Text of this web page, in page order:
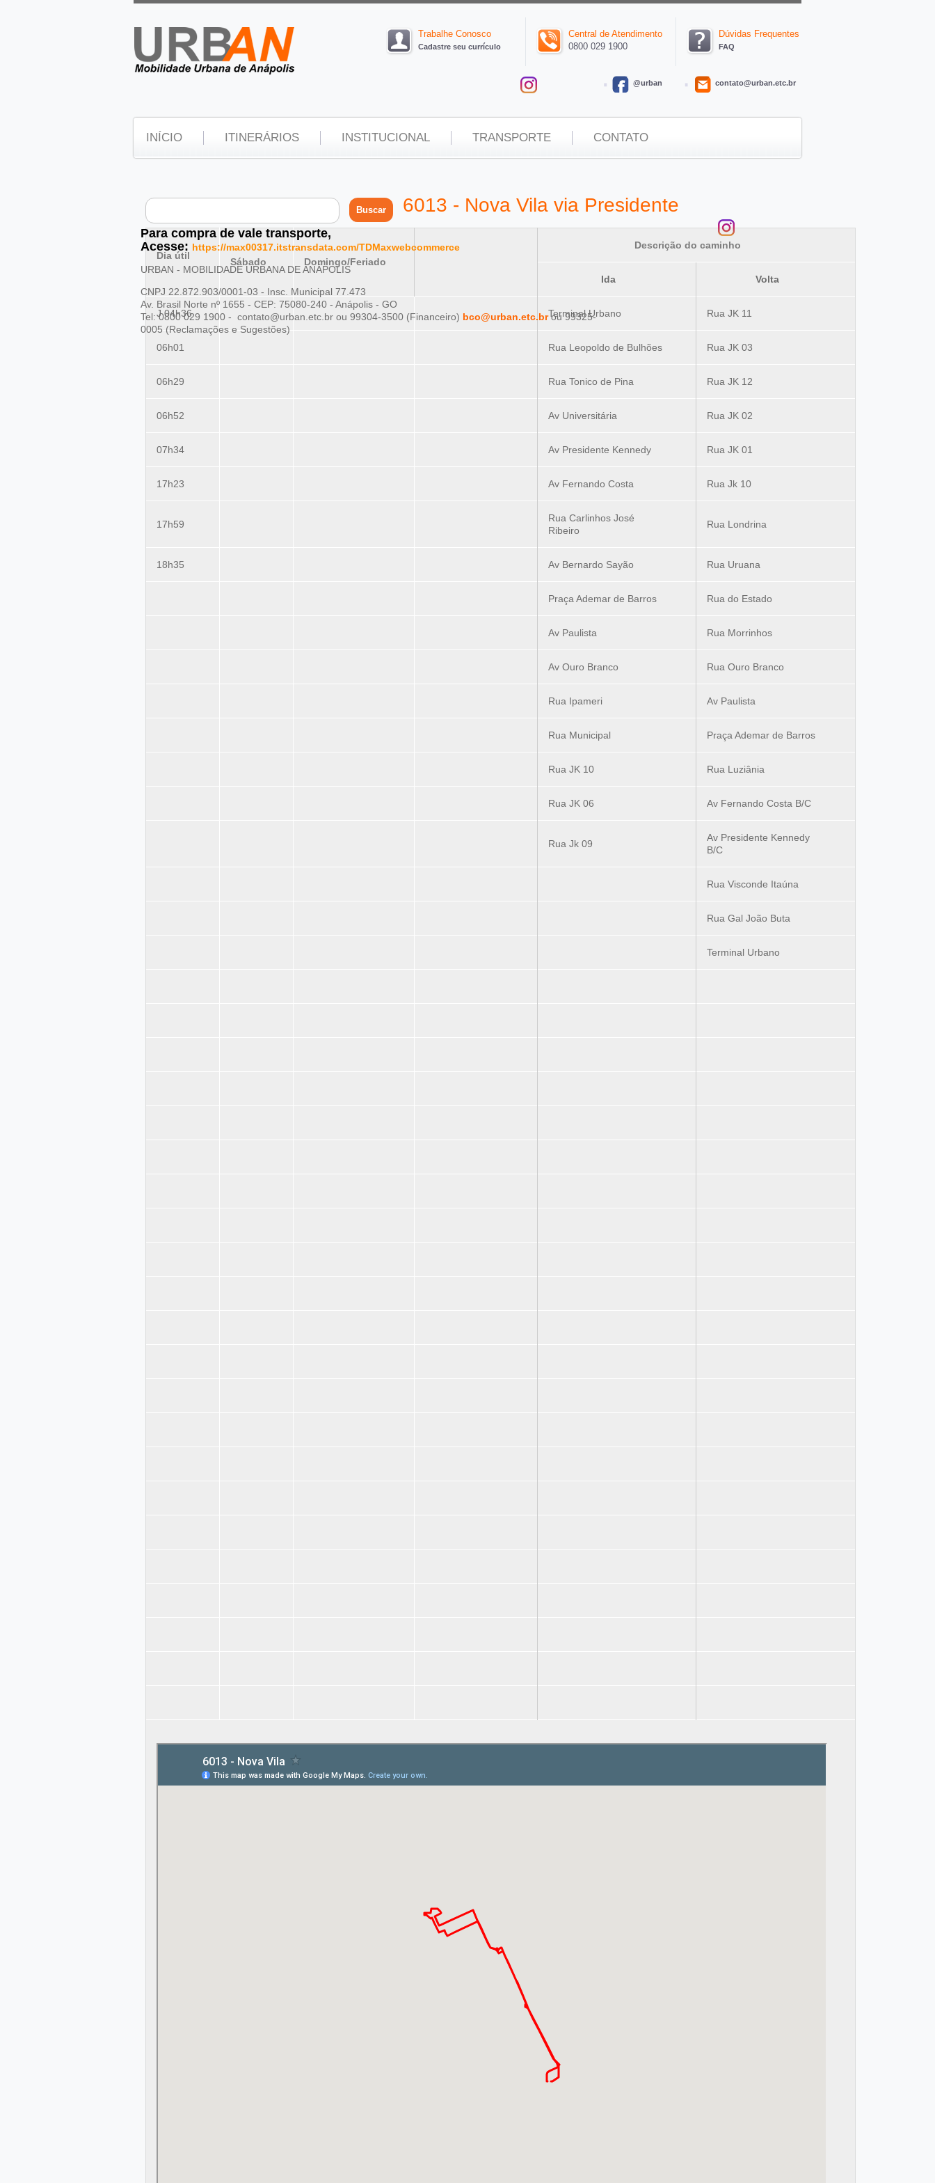
Dúvidas Frequentes
FAQ
Central de Atendimento
0800 029 1900
Trabalhe Conosco
Cadastre seu currículo
contato@urban.etc.br
@urban
INÍCIO ITINERÁRIOS INSTITUCIONAL TRANSPORTE CONTATO
6013 - Nova Vila via Presidente
Dia útil
Sábado Domingo/Feriado
Descrição do caminho
Ida Volta
J 04h36 Terminal Urbano Rua JK 11
06h01 Rua Leopoldo de Bulhões Rua JK 03
06h29 Rua Tonico de Pina Rua JK 12
06h52 Av Universitária Rua JK 02
07h34 Av Presidente Kennedy Rua JK 01
17h23 Av Fernando Costa Rua Jk 10
17h59
Rua Carlinhos José
Ribeiro
Rua Londrina
18h35 Av Bernardo Sayão Rua Uruana
Praça Ademar de Barros Rua do Estado
Av Paulista Rua Morrinhos
Av Ouro Branco Rua Ouro Branco
Rua Ipameri Av Paulista
Rua Municipal Praça Ademar de Barros
Rua JK 10 Rua Luziânia
Rua JK 06 Av Fernando Costa B/C
Rua Jk 09
Av Presidente Kennedy
B/C
Rua Visconde Itaúna
Rua Gal João Buta
Terminal Urbano
Para compra de vale transporte,
Acesse: https://max00317.itstransdata.com/TDMaxwebcommerce
URBAN - MOBILIDADE URBANA DE ANÁPOLIS
CNPJ 22.872.903/0001-03 - Insc. Municipal 77.473
Av. Brasil Norte nº 1655 - CEP: 75080-240 - Anápolis - GO
Tel: 0800 029 1900 - contato@urban.etc.br ou 99304-3500 (Financeiro) bco@urban.etc.brou 99325-
0005 (Reclamações e Sugestões)